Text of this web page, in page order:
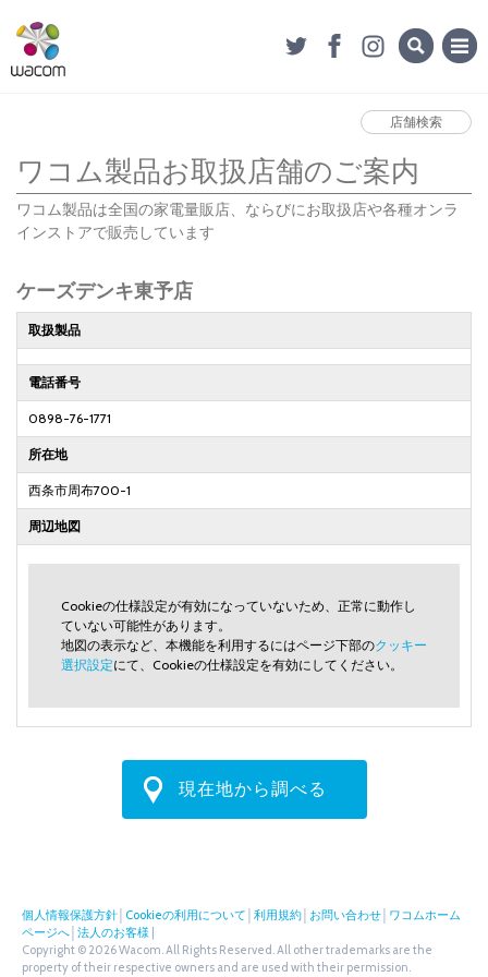
店舗検索
ワコム製品お取扱店舗のご案内
ワコム製品は全国の家電量販店、ならびにお取扱店や各種オンラ
インストアで販売しています
ケーズデンキ東予店
取扱製品
電話番号
0898-76-1771
所在地
西条市周布700-1
周辺地図
Cookieの仕様設定が有効になっていないため、正常に動作し
ていない可能性があります。
地図の表示など、本機能を利用するにはページ下部のクッキー
選択設定にて、Cookieの仕様設定を有効にしてください。
現在地から調べる
個人情報保護方針 Cookieの利用について 利用規約 お問い合わせ ワコムホーム
ページへ 法人のお客様
Copyright © 2026 Wacom. All Rights Reserved. All other trademarks are the
property of their respective owners and are used with their permission.